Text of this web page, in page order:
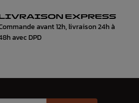
EXPRESS
avant 12h, livraison 24h à
avec DPD